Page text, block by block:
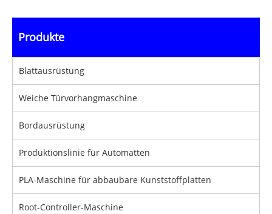
Produkte
Blattausrüstung
Weiche Türvorhangmaschine
Bordausrüstung
Produktionslinie für Automatten
PLA-Maschine für abbaubare Kunststoffplatten
Root-Controller-Maschine